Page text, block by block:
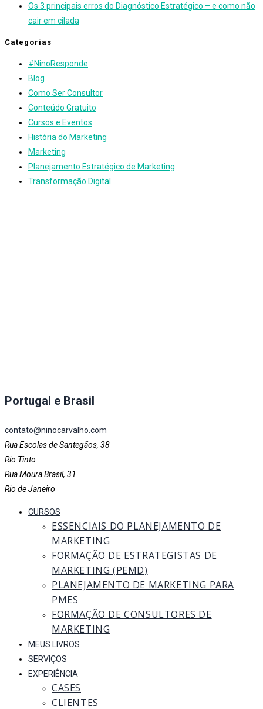
Os 3 principais erros do Diagnóstico Estratégico – e como não
cair em cilada
Categorias
#NinoResponde
Blog
Como Ser Consultor
Conteúdo Gratuito
Cursos e Eventos
História do Marketing
Marketing
Planejamento Estratégico de Marketing
Transformação Digital
Portugal e Brasil
contato@ninocarvalho.com
Rua Escolas de Santegãos, 38
Rio Tinto
Rua Moura Brasil, 31
Rio de Janeiro
CURSOS
ESSENCIAIS DO PLANEJAMENTO DE
MARKETING
FORMAÇÃO DE ESTRATEGISTAS DE
MARKETING (PEMD)
PLANEJAMENTO DE MARKETING PARA
PMES
FORMAÇÃO DE CONSULTORES DE
MARKETING
MEUS LIVROS
SERVIÇOS
EXPERIÊNCIA
CASES
CLIENTES